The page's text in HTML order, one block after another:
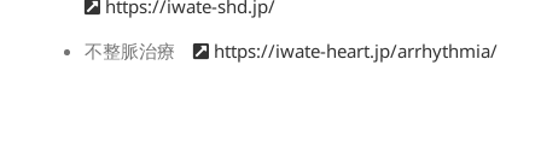
https://iwate-shd.jp/
不整脈治療
https://iwate-heart.jp/arrhythmia/